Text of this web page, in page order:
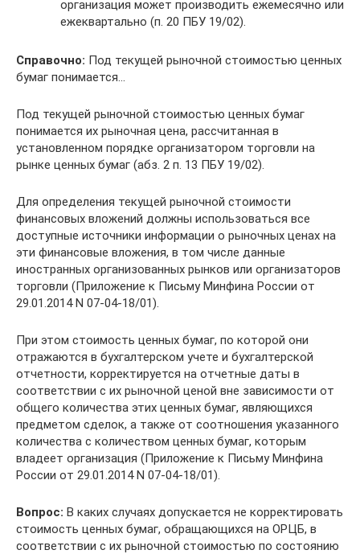
организация может производить ежемесячно или
ежеквартально (п. 20 ПБУ 19/02).
Справочно: Под текущей рыночной стоимостью ценных
бумаг понимается…
Под текущей рыночной стоимостью ценных бумаг
понимается их рыночная цена, рассчитанная в
установленном порядке организатором торговли на
рынке ценных бумаг (абз. 2 п. 13 ПБУ 19/02).
Для определения текущей рыночной стоимости
финансовых вложений должны использоваться все
доступные источники информации о рыночных ценах на
эти финансовые вложения, в том числе данные
иностранных организованных рынков или организаторов
торговли (Приложение к Письму Минфина России от
29.01.2014 N 07-04-18/01).
При этом стоимость ценных бумаг, по которой они
отражаются в бухгалтерском учете и бухгалтерской
отчетности, корректируется на отчетные даты в
соответствии с их рыночной ценой вне зависимости от
общего количества этих ценных бумаг, являющихся
предметом сделок, а также от соотношения указанного
количества с количеством ценных бумаг, которым
владеет организация (Приложение к Письму Минфина
России от 29.01.2014 N 07-04-18/01).
Вопрос: В каких случаях допускается не корректировать
стоимость ценных бумаг, обращающихся на ОРЦБ, в
соответствии с их рыночной стоимостью по состоянию